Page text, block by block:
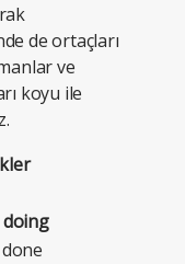
de ortaçları
ve
koyu ile
doing